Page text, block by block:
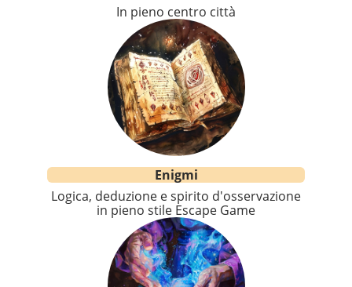
In pieno centro città
Enigmi
Logica, deduzione e spirito d'osservazione
in pieno stile Escape Game